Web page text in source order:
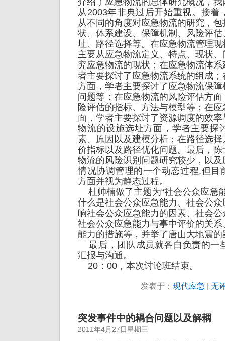
从2003年非典过后开始重视。接着
从不同的角度对应急物流的研究，
状、体系建设、保障机制、风险评
址、路径选择等。在应急物流管理
主要从应急物流定义、特点、现状
究应急物流的现状；在应急物流体
者主要探讨了应急物流系统的组成
方面，学者主要探讨了应急物流保
问题等；在应急物流的风险评估方
险评估的指标、方法与模型等；在
面，学者主要探讨了资源调度的效
物流的设施选址方面，学者主要探
素、原因以及建模分析；在路径选
价指标以及路径优化问题。最后，
物流的风险识别问题研究较少，以
情况协调管理的一个动态过程,但目
方面并视为静态过程。
杜帅楠做了主题为“社会公众应急
什么是社会公众应急能力、社会公
响社会公众应急能力的因素、社会
社会公众应急能力与事中评价的关
能力的措施等，并举了唐山大地震
最后，团队成员就各自负责的一
汇报与沟通。
20：00，本次讨论班结束。
发表于： 现代应急 无
突发事件中的耦合问题以及解耦
2011年4月27日星期三